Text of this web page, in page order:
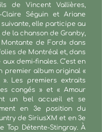
de Vincent Vallières,
Claire Séguin et Ariane
suivante, elle participe au
la chanson de Granby,
de Ford» dans
de Montréal et, dans
demi-finales. C’est en
premier album original «
Les premiers extraits
congés » et « Amour
un bel accueil et se
en 3e position du
de SiriusXM et en 3e
Top Détente-Stingray. À